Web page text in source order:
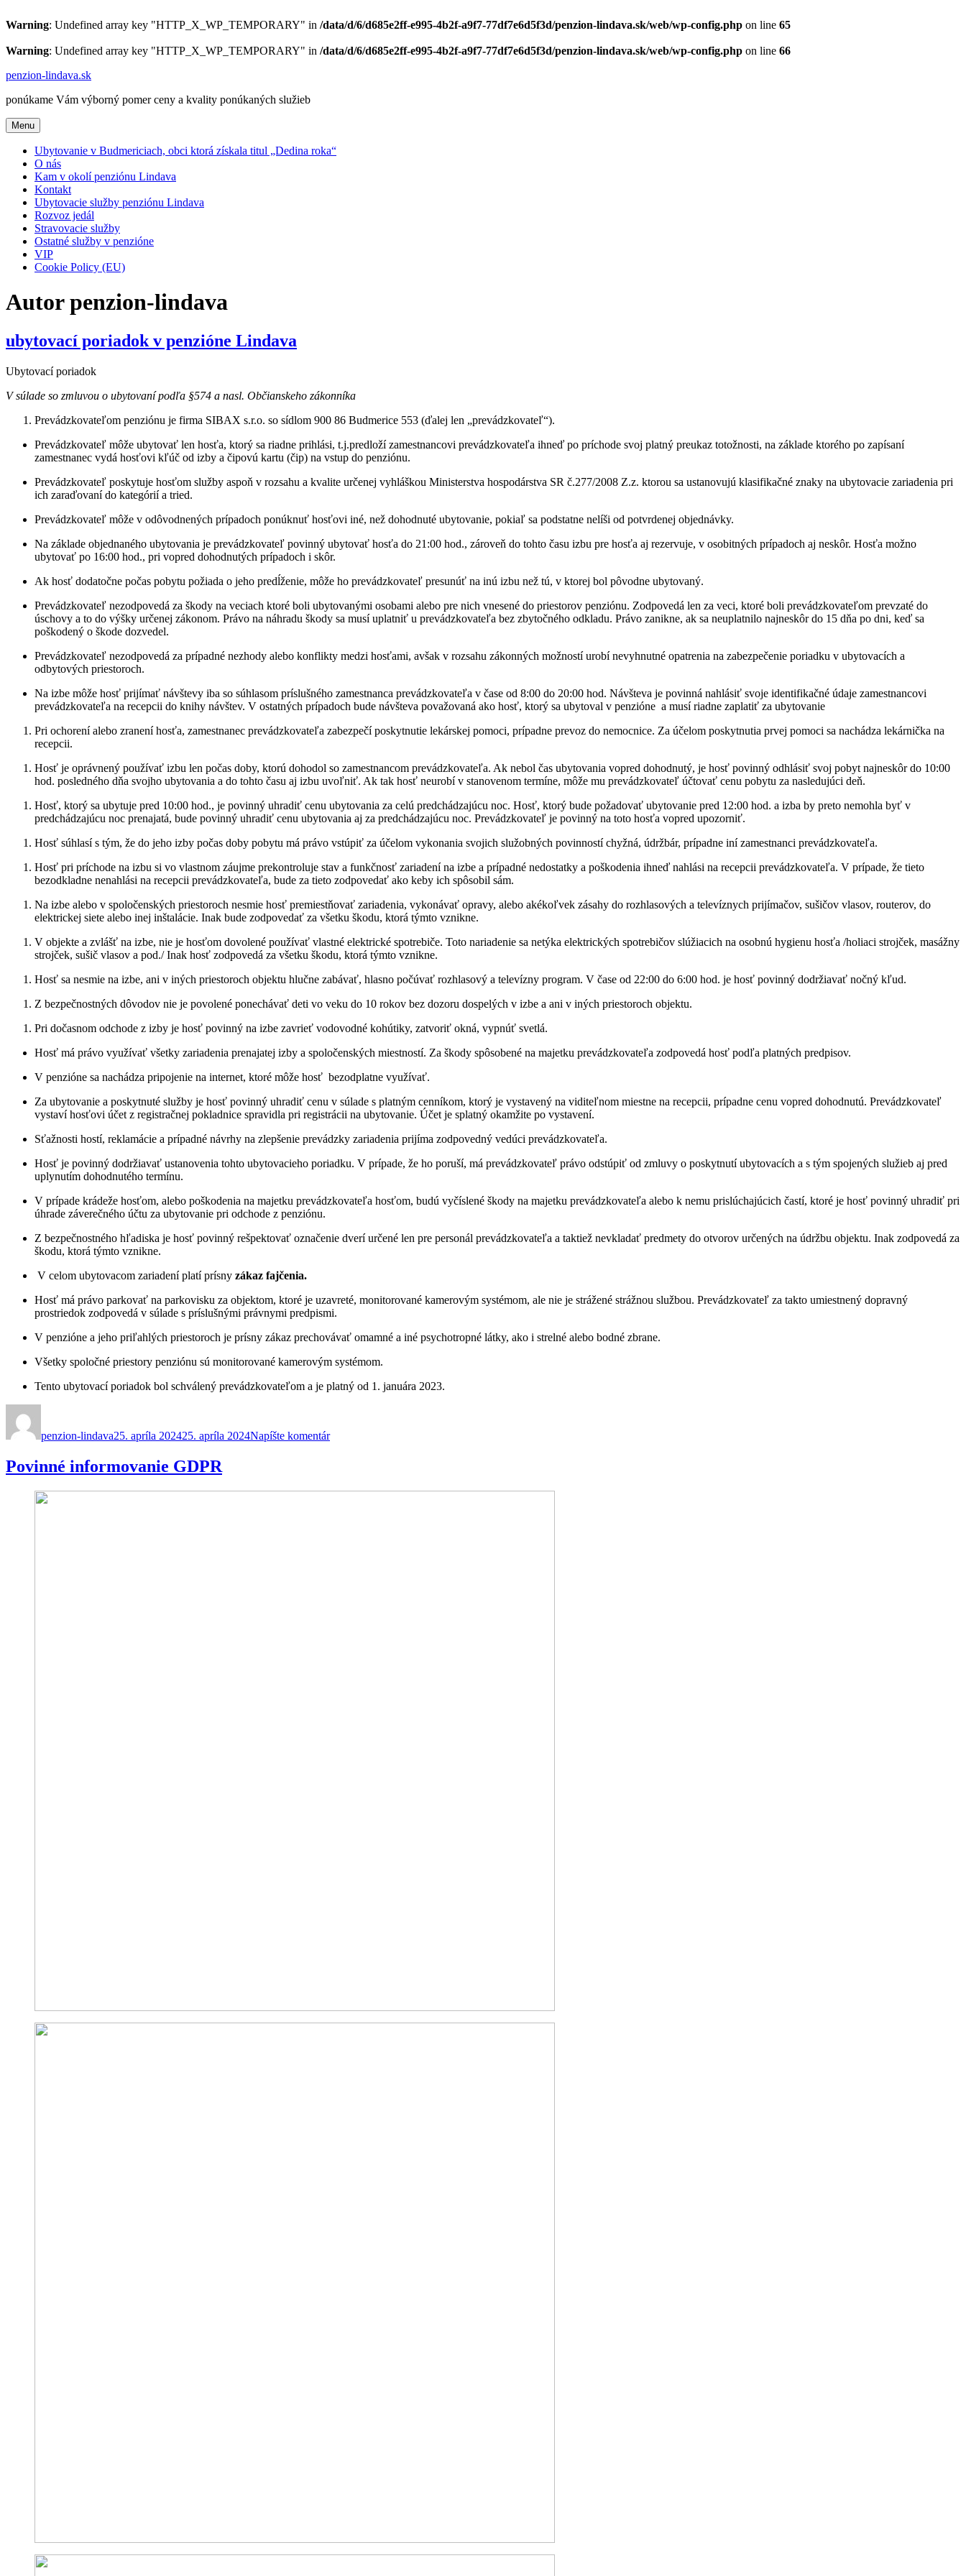
Warning: Undefined array key "HTTP_X_WP_TEMPORARY" in /data/d/6/d685e2ff-e995-4b2f-a9f7-77df7e6d5f3d/penzion-lindava.sk/web/wp-config.php on line 65
Warning: Undefined array key "HTTP_X_WP_TEMPORARY" in /data/d/6/d685e2ff-e995-4b2f-a9f7-77df7e6d5f3d/penzion-lindava.sk/web/wp-config.php on line 66
Prejsť
obsah
penzion-lindava.sk
ponúkame Vám výborný pomer ceny a kvality ponúkaných služieb
Menu
Ubytovanie v Budmericiach, obci ktorá získala titul „Dedina roka“
O nás
Kam v okolí penziónu Lindava
Kontakt
Ubytovacie služby penziónu Lindava
Rozvoz jedál
Stravovacie služby
Ostatné služby v penzióne
VIP
Cookie Policy (EU)
Autorpenzion-lindava
ubytovací poriadok v penzióne Lindava
Ubytovací poriadok
V súlade so zmluvou o ubytovaní podľa §574 a nasl. Občianskeho zákonníka
Prevádzkovateľom penziónu je firma SIBAX s.r.o. so sídlom 900 86 Budmerice 553 (ďalej len „prevádzkovateľ“).
Prevádzkovateľ môže ubytovať len hosťa, ktorý sa riadne prihlási, t.j.predloží zamestnancovi prevádzkovateľa ihneď po príchode svoj platný preukaz totožnosti, na základe ktorého po zapísaní
zamestnanec vydá hosťovi kľúč od izby a čipovú kartu (čip) na vstup do penziónu.
Prevádzkovateľ poskytuje hosťom služby aspoň v rozsahu a kvalite určenej vyhláškou Ministerstva hospodárstva SR č.277/2008 Z.z. ktorou sa ustanovujú klasifikačné znaky na ubytovacie zariadenia pri
ich zaraďovaní do kategórií a tried.
Prevádzkovateľ môže v odôvodnených prípadoch ponúknuť hosťovi iné, než dohodnuté ubytovanie, pokiaľ sa podstatne nelíši od potvrdenej objednávky.
Na základe objednaného ubytovania je prevádzkovateľ povinný ubytovať hosťa do 21:00 hod., zároveň do tohto času izbu pre hosťa aj rezervuje, v osobitných prípadoch aj neskôr. Hosťa možno
ubytovať po 16:00 hod., pri vopred dohodnutých prípadoch i skôr.
Ak hosť dodatočne počas pobytu požiada o jeho predĺženie, môže ho prevádzkovateľ presunúť na inú izbu než tú, v ktorej bol pôvodne ubytovaný.
Prevádzkovateľ nezodpovedá za škody na veciach ktoré boli ubytovanými osobami alebo pre nich vnesené do priestorov penziónu. Zodpovedá len za veci, ktoré boli prevádzkovateľom prevzaté do
úschovy a to do výšky určenej zákonom. Právo na náhradu škody sa musí uplatniť u prevádzkovateľa bez zbytočného odkladu. Právo zanikne, ak sa neuplatnilo najneskôr do 15 dňa po dni, keď sa
poškodený o škode dozvedel.
Prevádzkovateľ nezodpovedá za prípadné nezhody alebo konflikty medzi hosťami, avšak v rozsahu zákonných možností urobí nevyhnutné opatrenia na zabezpečenie poriadku v ubytovacích a
odbytových priestoroch.
Na izbe môže hosť prijímať návštevy iba so súhlasom príslušného zamestnanca prevádzkovateľa v čase od 8:00 do 20:00 hod. Návšteva je povinná nahlásiť svoje identifikačné údaje zamestnancovi
prevádzkovateľa na recepcii do knihy návštev. V ostatných prípadoch bude návšteva považovaná ako hosť, ktorý sa ubytoval v penzióne a musí riadne zaplatiť za ubytovanie
Pri ochorení alebo zranení hosťa, zamestnanec prevádzkovateľa zabezpečí poskytnutie lekárskej pomoci, prípadne prevoz do nemocnice. Za účelom poskytnutia prvej pomoci sa nachádza lekárnička na
recepcii.
Hosť je oprávnený používať izbu len počas doby, ktorú dohodol so zamestnancom prevádzkovateľa. Ak nebol čas ubytovania vopred dohodnutý, je hosť povinný odhlásiť svoj pobyt najneskôr do 10:00
hod. posledného dňa svojho ubytovania a do tohto času aj izbu uvoľniť. Ak tak hosť neurobí v stanovenom termíne, môže mu prevádzkovateľ účtovať cenu pobytu za nasledujúci deň.
Hosť, ktorý sa ubytuje pred 10:00 hod., je povinný uhradiť cenu ubytovania za celú predchádzajúcu noc. Hosť, ktorý bude požadovať ubytovanie pred 12:00 hod. a izba by preto nemohla byť v
predchádzajúcu noc prenajatá, bude povinný uhradiť cenu ubytovania aj za predchádzajúcu noc. Prevádzkovateľ je povinný na toto hosťa vopred upozorniť.
Hosť súhlasí s tým, že do jeho izby počas doby pobytu má právo vstúpiť za účelom vykonania svojich služobných povinností chyžná, údržbár, prípadne iní zamestnanci prevádzkovateľa.
Hosť pri príchode na izbu si vo vlastnom záujme prekontroluje stav a funkčnosť zariadení na izbe a prípadné nedostatky a poškodenia ihneď nahlási na recepcii prevádzkovateľa. V prípade, že tieto
bezodkladne nenahlási na recepcii prevádzkovateľa, bude za tieto zodpovedať ako keby ich spôsobil sám.
Na izbe alebo v spoločenských priestoroch nesmie hosť premiestňovať zariadenia, vykonávať opravy, alebo akékoľvek zásahy do rozhlasových a televíznych prijímačov, sušičov vlasov, routerov, do
elektrickej siete alebo inej inštalácie. Inak bude zodpovedať za všetku škodu, ktorá týmto vznikne.
V objekte a zvlášť na izbe, nie je hosťom dovolené používať vlastné elektrické spotrebiče. Toto nariadenie sa netýka elektrických spotrebičov slúžiacich na osobnú hygienu hosťa /holiaci strojček, masážny
strojček, sušič vlasov a pod./ Inak hosť zodpovedá za všetku škodu, ktorá týmto vznikne.
Hosť sa nesmie na izbe, ani v iných priestoroch objektu hlučne zabávať, hlasno počúvať rozhlasový a televízny program. V čase od 22:00 do 6:00 hod. je hosť povinný dodržiavať nočný kľud.
Z bezpečnostných dôvodov nie je povolené ponechávať deti vo veku do 10 rokov bez dozoru dospelých v izbe a ani v iných priestoroch objektu.
Pri dočasnom odchode z izby je hosť povinný na izbe zavrieť vodovodné kohútiky, zatvoriť okná, vypnúť svetlá.
Hosť má právo využívať všetky zariadenia prenajatej izby a spoločenských miestností. Za škody spôsobené na majetku prevádzkovateľa zodpovedá hosť podľa platných predpisov.
V penzióne sa nachádza pripojenie na internet, ktoré môže hosť bezodplatne využívať.
Za ubytovanie a poskytnuté služby je hosť povinný uhradiť cenu v súlade s platným cenníkom, ktorý je vystavený na viditeľnom miestne na recepcii, prípadne cenu vopred dohodnutú. Prevádzkovateľ
vystaví hosťovi účet z registračnej pokladnice spravidla pri registrácii na ubytovanie. Účet je splatný okamžite po vystavení.
Sťažnosti hostí, reklamácie a prípadné návrhy na zlepšenie prevádzky zariadenia prijíma zodpovedný vedúci prevádzkovateľa.
Hosť je povinný dodržiavať ustanovenia tohto ubytovacieho poriadku. V prípade, že ho poruší, má prevádzkovateľ právo odstúpiť od zmluvy o poskytnutí ubytovacích a s tým spojených služieb aj pred
uplynutím dohodnutého termínu.
V prípade krádeže hosťom, alebo poškodenia na majetku prevádzkovateľa hosťom, budú vyčíslené škody na majetku prevádzkovateľa alebo k nemu prislúchajúcich častí, ktoré je hosť povinný uhradiť pri
úhrade záverečného účtu za ubytovanie pri odchode z penziónu.
Z bezpečnostného hľadiska je hosť povinný rešpektovať označenie dverí určené len pre personál prevádzkovateľa a taktiež nevkladať predmety do otvorov určených na údržbu objektu. Inak zodpovedá za
škodu, ktorá týmto vznikne.
V celom ubytovacom zariadení platí prísny zákaz fajčenia.
Hosť má právo parkovať na parkovisku za objektom, ktoré je uzavreté, monitorované kamerovým systémom, ale nie je strážené strážnou službou. Prevádzkovateľ za takto umiestnený dopravný
prostriedok zodpovedá v súlade s príslušnými právnymi predpismi.
V penzióne a jeho priľahlých priestoroch je prísny zákaz prechovávať omamné a iné psychotropné látky, ako i strelné alebo bodné zbrane.
Všetky spoločné priestory penziónu sú monitorované kamerovým systémom.
Tento ubytovací poriadok bol schválený prevádzkovateľom a je platný od 1. januára 2023.
penzion-lindava25. apríla 202425. apríla 2024Napíšte komentárporiadok
Povinné informovanie GDPR